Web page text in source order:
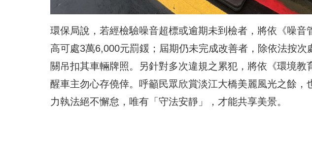
環保局說，若經檢驗噪音超標或逾期未到檢者，將依《噪音
高可處3萬6,000元罰鍰；屆期仍未完成改善者，除依法按
關吊扣其車輛牌照。另針對多次違規之累犯，將依《環境教
醒車主勿心存僥倖。呼籲民眾欣賞淡江大橋美麗風光之餘，
力執法絕不懈怠，唯有「守法安靜」，才能共享美景。